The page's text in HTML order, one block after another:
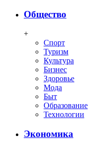
Общество
+
Спорт
Туризм
Культура
Бизнес
Здоровье
Мода
Быт
Образование
Технологии
Экономика